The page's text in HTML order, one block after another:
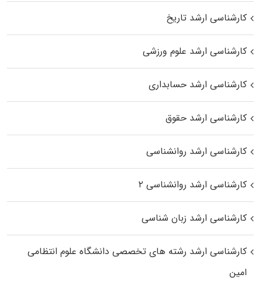
کارشناسی ارشد تاریخ
کارشناسی ارشد علوم ورزشی
کارشناسی ارشد حسابداری
کارشناسی ارشد حقوق
کارشناسی ارشد روانشناسی
کارشناسی ارشد روانشناسی ۲
کارشناسی ارشد زبان شناسی
کارشناسی ارشد رﺷﺘﻪ ﻫﺎی تخصصی داﻧﺸﮕﺎه ﻋﻠﻮم انتظامی
اﻣﻴﻦ